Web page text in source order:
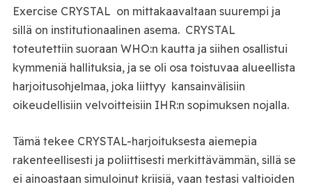
Exercise CRYSTAL on mittakaavaltaan suurempi ja
sillä on institutionaalinen asema. CRYSTAL
toteutettiin suoraan WHO:n kautta ja siihen osallistui
kymmeniä hallituksia, ja se oli osa toistuvaa alueellista
harjoitusohjelmaa, joka liittyy kansainvälisiin
oikeudellisiin velvoitteisiin IHR:n sopimuksen nojalla.
Tämä tekee CRYSTAL-harjoituksesta aiemepia
rakenteellisesti ja poliittisesti merkittävämmän, sillä se
ei ainoastaan simuloinut kriisiä, vaan testasi valtioiden